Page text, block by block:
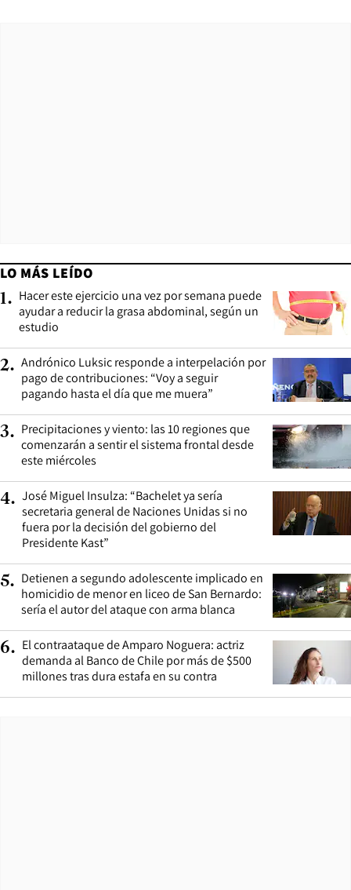
LO MÁS LEÍDO
1. Hacer este ejercicio una vez por semana puede
ayudar a reducir la grasa abdominal, según un
estudio
2. Andrónico Luksic responde a interpelación por
pago de contribuciones: “Voy a seguir
pagando hasta el día que me muera”
3. Precipitaciones y viento: las 10 regiones que
comenzarán a sentir el sistema frontal desde
este miércoles
4. José Miguel Insulza: “Bachelet ya sería
secretaria general de Naciones Unidas si no
fuera por la decisión del gobierno del
Presidente Kast”
5. Detienen a segundo adolescente implicado en
homicidio de menor en liceo de San Bernardo:
sería el autor del ataque con arma blanca
6. El contraataque de Amparo Noguera: actriz
demanda al Banco de Chile por más de $500
millones tras dura estafa en su contra